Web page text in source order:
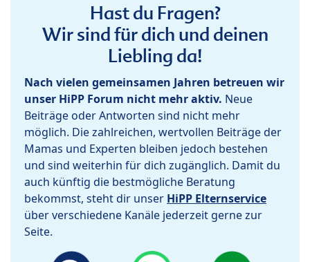
Hast du Fragen?
Wir sind für dich und deinen
Liebling da!
Nach vielen gemeinsamen Jahren betreuen wir
unser HiPP Forum nicht mehr aktiv. Neue
Beiträge oder Antworten sind nicht mehr
möglich. Die zahlreichen, wertvollen Beiträge der
Mamas und Experten bleiben jedoch bestehen
und sind weiterhin für dich zugänglich. Damit du
auch künftig die bestmögliche Beratung
bekommst, steht dir unser HiPP Elternservice
über verschiedene Kanäle jederzeit gerne zur
Seite.